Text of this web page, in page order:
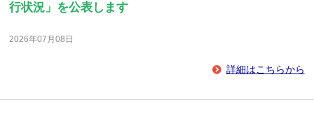
行状況」を公表します
2026年07月08日
詳細はこちらから